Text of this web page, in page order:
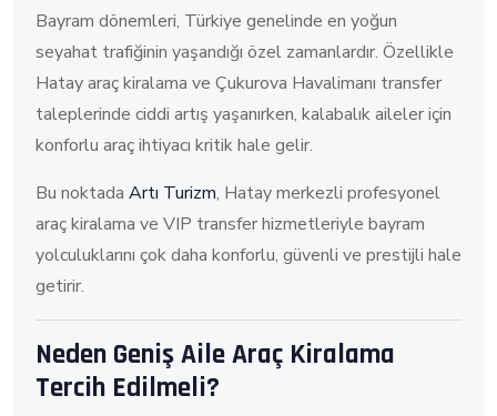
Bayram dönemleri, Türkiye genelinde en yoğun
seyahat trafiğinin yaşandığı özel zamanlardır. Özellikle
Hatay araç kiralama ve Çukurova Havalimanı transfer
taleplerinde ciddi artış yaşanırken, kalabalık aileler için
konforlu araç ihtiyacı kritik hale gelir.
Bu noktada Artı Turizm, Hatay merkezli profesyonel
araç kiralama ve VIP transfer hizmetleriyle bayram
yolculuklarını çok daha konforlu, güvenli ve prestijli hale
getirir.
Neden Geniş Aile Araç Kiralama
Tercih Edilmeli?